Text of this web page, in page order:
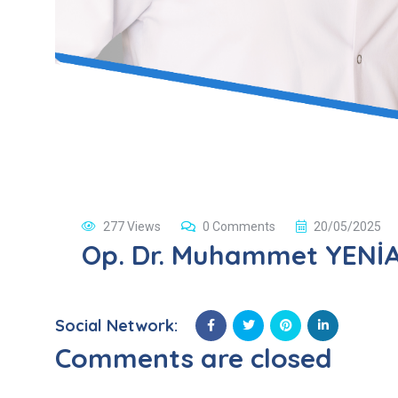
277 Views 0 Comments 20/05/2025
Op. Dr. Muhammet
Social Network:
Comments are closed